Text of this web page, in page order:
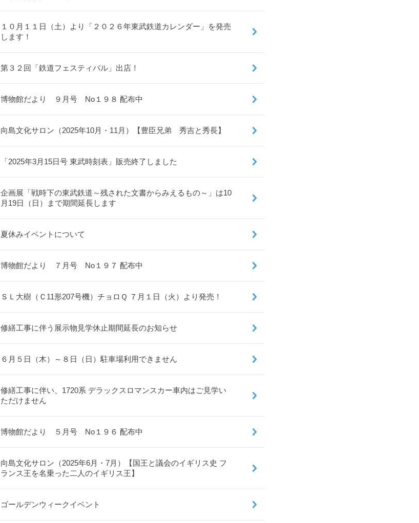
１０月１１日（土）より「２０２６年東武鉄道カレンダー」を発売
します！
第３２回「鉄道フェスティバル」出店！
博物館だより ９月号 No１９８ 配布中
向島文化サロン（2025年10月・11月）【豊臣兄弟 秀吉と秀長】
「2025年3月15日号 東武時刻表」販売終了しました
企画展「戦時下の東武鉄道～残された文書からみえるもの～」は10
月19日（日）まで期間延長します
夏休みイベントについて
博物館だより ７月号 No１９７ 配布中
ＳＬ大樹（Ｃ11形207号機）チョロＱ ７月１日（火）より発売！
修繕工事に伴う展示物見学休止期間延長のお知らせ
６月５日（木）～８日（日）駐車場利用できません
修繕工事に伴い、1720系 デラックスロマンスカー車内はご見学い
ただけません
博物館だより ５月号 No１９６ 配布中
向島文化サロン（2025年6月・7月）【国王と議会のイギリス史 フ
ランス王を名乗った二人のイギリス王】
ゴールデンウィークイベント